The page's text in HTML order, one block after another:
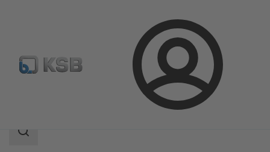
Login
EPVM
Suchbereich